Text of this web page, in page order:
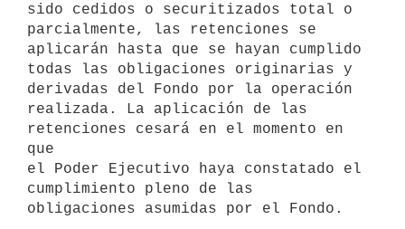
sido cedidos o securitizados total o
parcialmente, las retenciones se
aplicarán hasta que se hayan cumplido
todas las obligaciones originarias y
derivadas del Fondo por la operación
realizada. La aplicación de las
retenciones cesará en el momento en
que
el Poder Ejecutivo haya constatado el
cumplimiento pleno de las
obligaciones asumidas por el Fondo.